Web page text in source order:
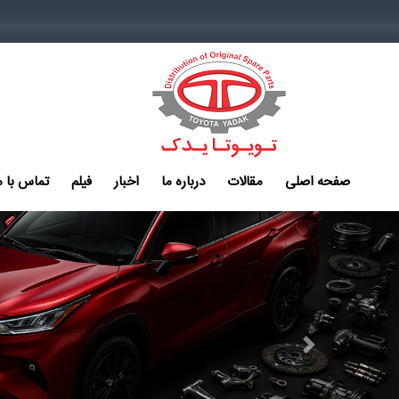
صفحه اصلی مقالات درباره ما اخبار فیلم تماس با
Next